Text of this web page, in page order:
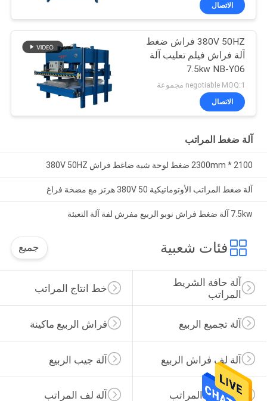
الاتصال
380V 50HZ فراش ضغط
آلة فراش فيلم تعليب آلة
7.5kw NB-Y06
negotiable MOQ:1 مجموعة
الاتصال
آلة ضغط المراتب
2100 * 2300mm ضغط لوحة شبه ضاغط فراش 380V 50HZ
آلة ضغط المراتب الأوتوماتيكية 380V 50 هرتز مع مضخة فراغ
7.5kw آلة ضغط فراش نوبو الربيع مفرش لفة آلة التعبئة
فئات شعبية جميع
خط انتاج المراتب
آلة حافة الشريط
المراتب
فراش الربيع ماكينة آلة تجميع الربيع
آلة جيب الربيع آلة لف فراش الربيع
آلة لف المراتب آلة ضغط المراتب